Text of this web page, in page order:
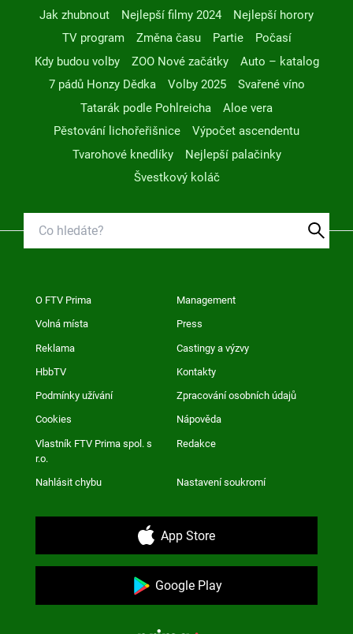
Jak zhubnout Nejlepší filmy 2024
Nejlepší horory
TV program
Změna času Partie
Počasí
Kdy budou volby
ZOO Nové začátky
Auto – katalog
7 pádů Honzy Dědka
Volby 2025
Svařené víno
Tatarák podle Pohlreicha
Aloe vera
Pěstování lichořeřišnice
Výpočet ascendentu
Tvarohové knedlíky
Nejlepší palačinky
Švestkový koláč
O FTV Prima Management
Volná místa Press
Reklama Castingy a výzvy
HbbTV Kontakty
Podmínky užívání Zpracování osobních údajů
Cookies Nápověda
Vlastník FTV Prima spol. s
r.o.
Redakce
Nahlásit chybu Nastavení soukromí
App Store
Google Play